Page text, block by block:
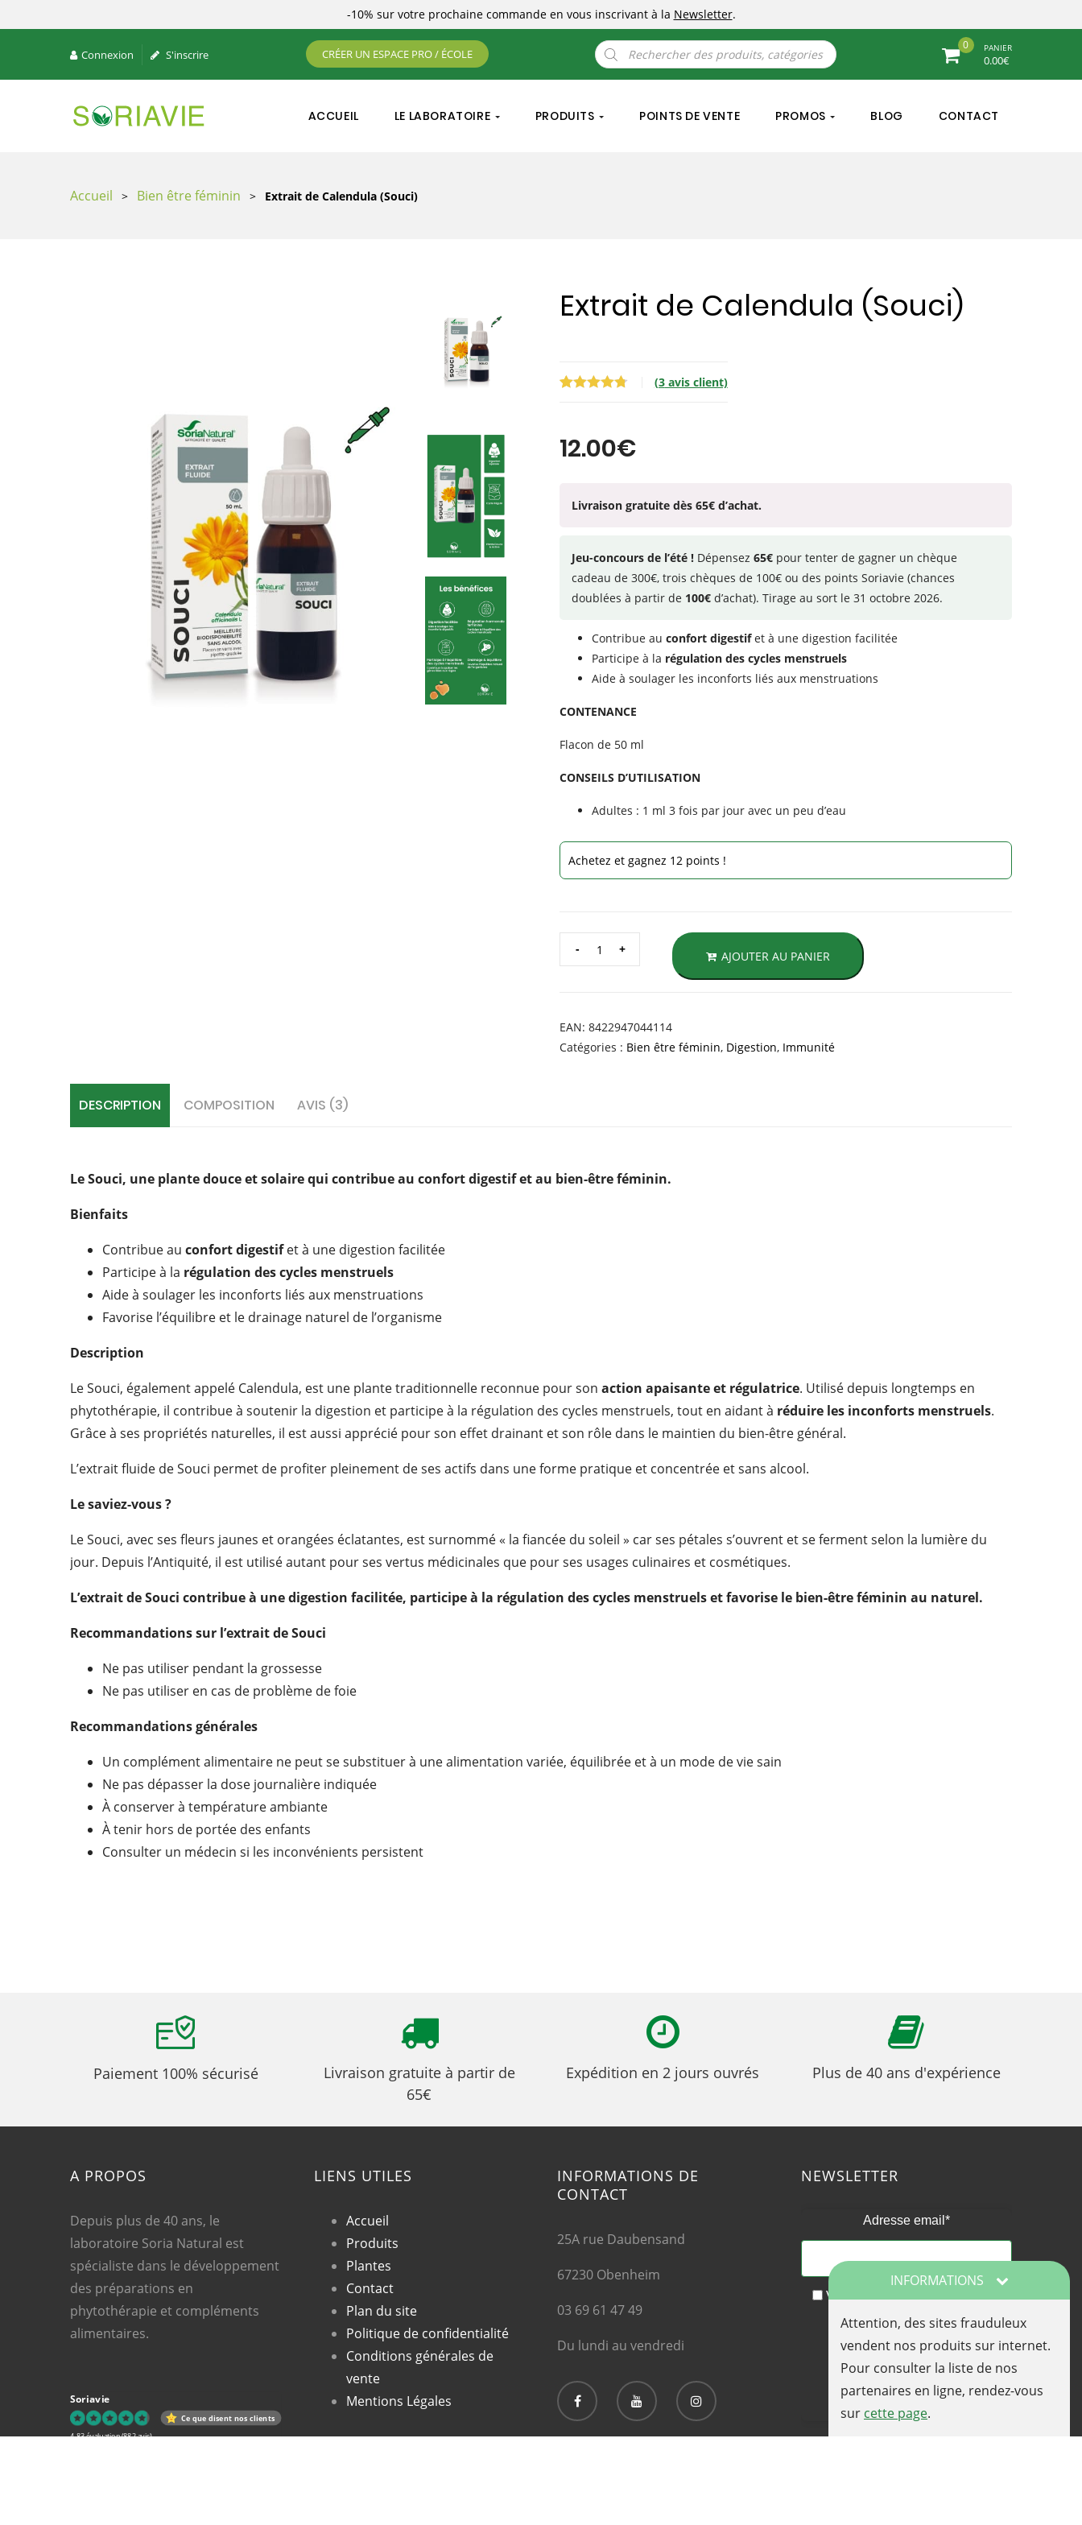
-10% sur votre prochaine commande en vous inscrivant à la Newsletter.
Connexion S'inscrire CRÉER UN ESPACE PRO / ÉCOLE
Recherche
de
produits
0 PANIER
0.00€
ACCUEIL LE LABORATOIRE PRODUITS POINTS DE VENTE PROMOS BLOG CONTACT
Accueil > Bien être féminin > Extrait de Calendula (Souci)
Extrait de Calendula (Souci)
notations
client
(3avis client)
12.00€
Livraison gratuite dès 65€ d’achat.
Jeu-concours de l’été ! Dépensez65€ pour tenter de gagner un chèque
cadeau de 300€, trois chèques de 100€ ou des points Soriavie (chances
doublées à partir de 100€ d’achat). Tirage au sort le 31 octobre 2026.
Contribue auconfort digestifet à une digestion facilitée
Participe à la régulation des cycles menstruels
Aide à soulager les inconforts liés aux menstruations
CONTENANCE
Flacon de 50 ml
CONSEILS D’UTILISATION
Adultes : 1 ml 3 fois par jour avec un peu d’eau
Achetez et gagnez 12 points !
DE
CALENDULA
(SOUCI)
AJOUTER AU PANIER
EAN:8422947044114
Catégories : Bien être féminin, Digestion, Immunité
DESCRIPTION COMPOSITION AVIS (3)
Le Souci, une plante douce et solaire qui contribue au confort digestif et au bien-être féminin.
Bienfaits
Contribue au confort digestifet à une digestion facilitée
Participe à la régulation des cycles menstruels
Aide à soulager les inconforts liés aux menstruations
Favorise l’équilibre et le drainage naturel de l’organisme
Description
Le Souci, également appelé Calendula, est une plante traditionnelle reconnue pour son action apaisante et régulatrice. Utilisé depuis longtemps en
phytothérapie, il contribue à soutenir la digestion et participe à la régulation des cycles menstruels, tout en aidant à réduire les inconforts menstruels.
Grâce à ses propriétés naturelles, il est aussi apprécié pour son effet drainant et son rôle dans le maintien du bien-être général.
L’extrait fluide de Souci permet de profiter pleinement de ses actifs dans une forme pratique et concentrée et sans alcool.
Le saviez-vous ?
Le Souci, avec ses fleurs jaunes et orangées éclatantes, est surnommé « la fiancée du soleil » car ses pétales s’ouvrent et se ferment selon la lumière du
jour. Depuis l’Antiquité, il est utilisé autant pour ses vertus médicinales que pour ses usages culinaires et cosmétiques.
L’extrait de Souci contribue à une digestion facilitée, participe à la régulation des cycles menstruels et favorise le bien-être féminin au naturel.
Recommandations sur l’extrait de Souci
Ne pas utiliser pendant la grossesse
Ne pas utiliser en cas de problème de foie
Recommandations générales
Un complément alimentaire ne peut se substituer à une alimentation variée, équilibrée et à un mode de vie sain
Ne pas dépasser la dose journalière indiquée
À conserver à température ambiante
À tenir hors de portée des enfants
Consulter un médecin si les inconvénients persistent
Paiement 100% sécurisé
Livraison gratuite à partir de
65€
Expédition en 2 jours ouvrés Plus de 40 ans d'expérience
A PROPOS
Depuis plus de 40 ans, le
laboratoire Soria Natural est
spécialiste dans le développement
des préparations en
phytothérapie et compléments
alimentaires.
Soriavie
Ce que disent nos clients
4.83 évaluation(882 avis)
LIENS UTILES
Accueil
Produits
Plantes
Contact
Plan du site
Politique de confidentialité
Conditions générales de
vente
Mentions Légales
INFORMATIONS DE
CONTACT
25A rue Daubensand
67230 Obenheim
03 69 61 47 49
Du lundi au vendredi
NEWSLETTER
Adresse email*
Vous acceptez de recevoir nos
actualités et nos offres
promotionnelles par email
INFORMATIONS
Attention, des sites frauduleux
vendent nos produits sur internet.
Pour consulter la liste de nos
partenaires en ligne, rendez-vous
sur cette page.